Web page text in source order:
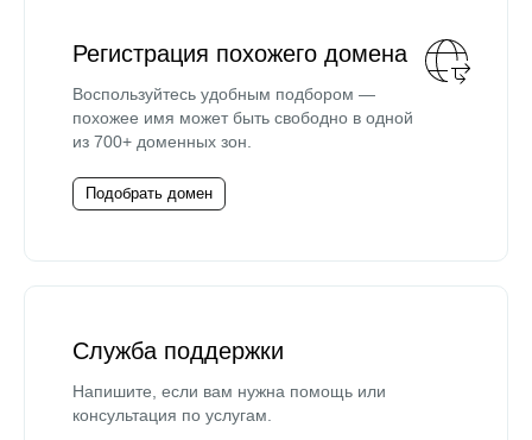
Регистрация похожего домена
Воспользуйтесь удобным подбором —
похожее имя может быть свободно в одной
из 700+ доменных зон.
Подобрать домен
Служба поддержки
Напишите, если вам нужна помощь или
консультация по услугам.